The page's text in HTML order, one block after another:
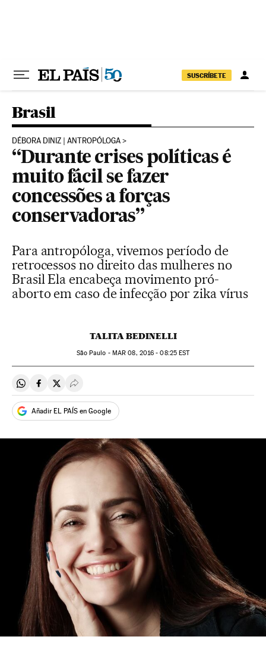
SUSCRÍBETE
Brasil
DÉBORA DINIZ | ANTROPÓLOGA
“Durante crises políticas é
muito fácil se fazer
concessões a forças
conservadoras”
Para antropóloga, vivemos período de
retrocessos no direito das mulheres no
Brasil Ela encabeça movimento pró-
aborto em caso de infecção por zika vírus
TALITA BEDINELLI
São Paulo - MAR 08, 2016 - 08:25EST
Compartir en Whatsapp
Compartir en Facebook
Compartir en Twitter
Desplegar Redes Sociales
Añadir EL PAÍS en Google